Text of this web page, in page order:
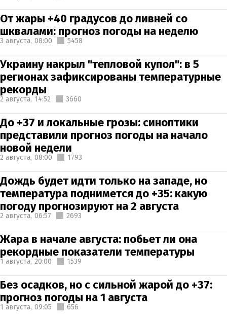
От жары +40 градусов до ливней со
шквалами: прогноз погоды на неделю
3 августа, 08:00 5458
Украину накрыл "тепловой купол": в 5
регионах зафиксированы температурные
рекорды
2 августа, 14:52 3660
До +37 и локальные грозы: синоптики
представили прогноз погоды на начало
новой недели
2 августа, 08:00 1793
Дождь будет идти только на западе, но
температура поднимется до +35: какую
погоду прогнозируют на 2 августа
2 августа, 06:57 2693
Жара в начале августа: побьет ли она
рекордные показатели температуры
1 августа, 20:00 1539
Без осадков, но с сильной жарой до +37:
прогноз погоды на 1 августа
1 августа, 09:05 656